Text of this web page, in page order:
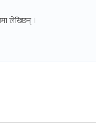
लेख्छिन् ।